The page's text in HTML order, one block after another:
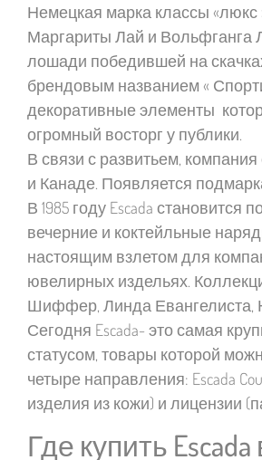
Немецкая марка классы «люкс
Маргариты Лай и Вольфганга
лошади победившей на
брендовым названием «
декоративные элементы
огромный восторг у публики.
В связи с развитьем,
и Канаде. Появляется
В 1985 году Escada
вечерние и коктейльные
настоящим взлетом для
ювелирных издельях.
Шиффер, Линда Евангелиста,
Сегодня Escada- это самая
статусом, товары которой
четыре направления: Escada
изделия из кожи) и лицензии
Где купить